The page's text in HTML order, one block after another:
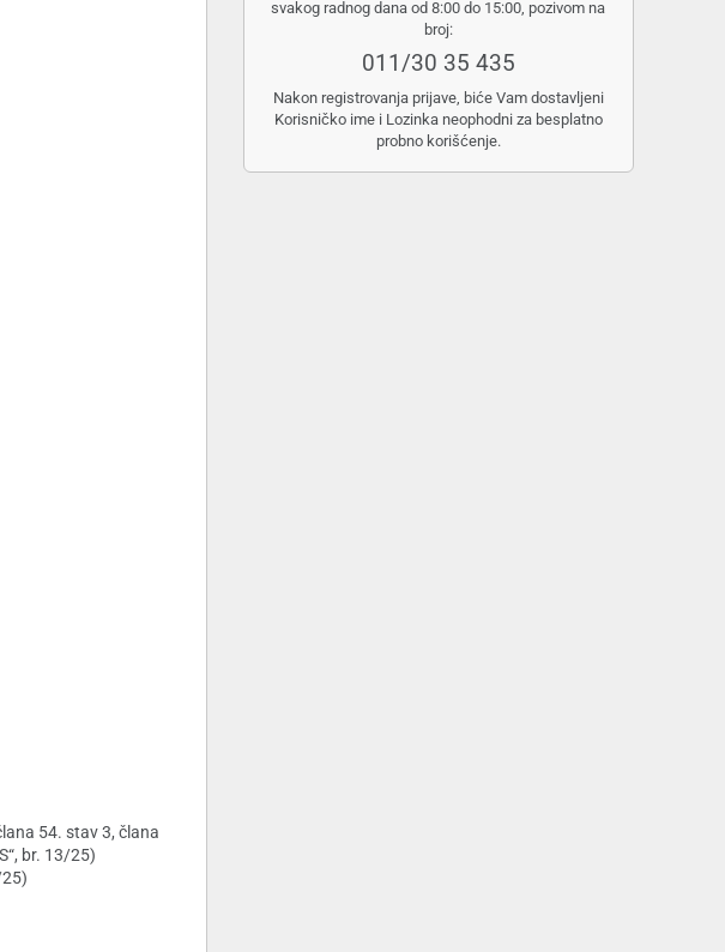
54. stav 3, člana
br. 13/25)
svakog radnog dana od 8:00 do 15:00, pozivom na
broj:
011/30 35 435
Nakon registrovanja prijave, biće Vam dostavljeni
Korisničko ime i Lozinka neophodni za besplatno
probno korišćenje.